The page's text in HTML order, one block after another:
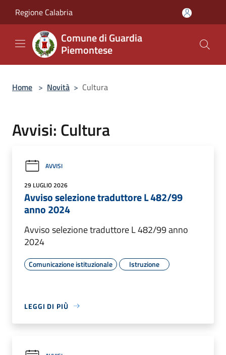
Regione Calabria
Comune di Guardia
Piemontese
Home > Novità > Cultura
Avvisi: Cultura
AVVISI
29 LUGLIO 2026
Avviso selezione traduttore L 482/99
anno 2024
Avviso selezione traduttore L 482/99 anno
2024
Comunicazione istituzionale Istruzione
LEGGI DI PIÙ